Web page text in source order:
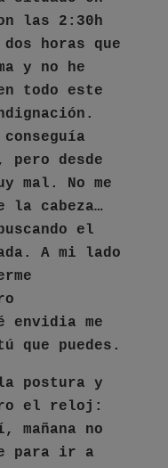
las 2:30h
horas que
y no he
todo este
pero desde
mal. No me
la cabeza…
el
A mi lado
envidia me
que puedes.
postura y
el reloj:
no
para ir a